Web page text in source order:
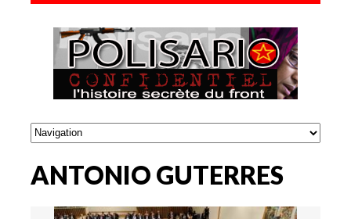
ANTONIO GUTERRES